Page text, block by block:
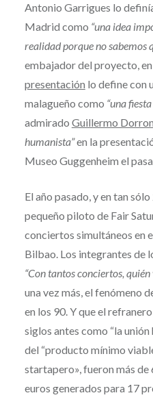
Antonio Garrigues lo
Madrid como “una idea
realidad porque no sabemos
embajador del proyecto, en
presentación lo define con
malagueño como “una
admirado Guillermo
humanista”en la
Museo Guggenheim el
El año pasado, y en tan
pequeño piloto de Fair
conciertos simultáneos en
Bilbao. Los integrantes de
“Con tantos conciertos,
una vez más, el fenómeno
en los 90. Y que el
siglos antes como “la unión
del “producto mínimo
startapero», fueron más
euros generados para 17